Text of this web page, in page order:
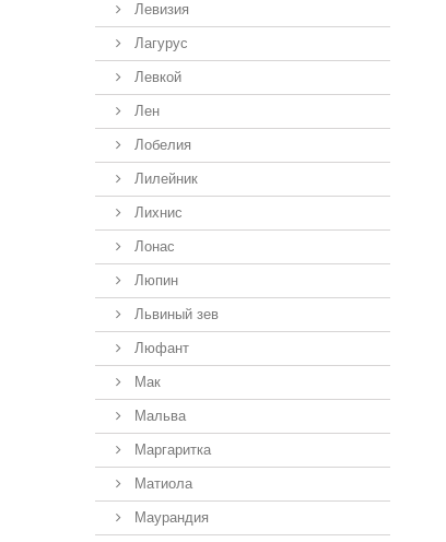
Левизия
Лагурус
Левкой
Лен
Лобелия
Лилейник
Лихнис
Лонас
Люпин
Львиный зев
Люфант
Мак
Мальва
Маргаритка
Матиола
Маурандия